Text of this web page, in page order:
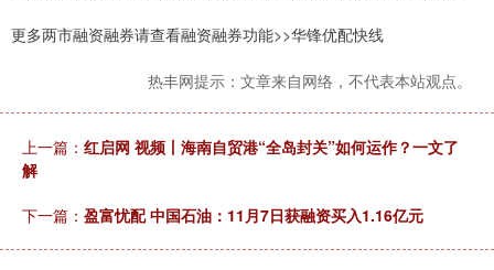
更多两市融资融券请查看融资融券功能>>华锋优配快线
热丰网提示：文章来自网络，不代表本站观点。
上一篇： 红启网 视频丨海南自贸港“全岛封关”如何运作？一文了
解
下一篇： 盈富忧配 中国石油：11月7日获融资买入1.16亿元